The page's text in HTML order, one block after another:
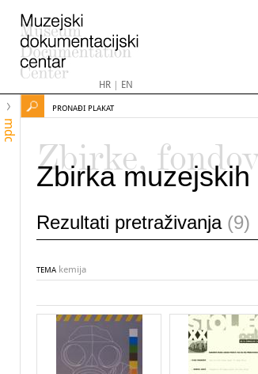
HR| EN
mdc
PRONAĐI PLAKAT
Zbirke,
Zbirka
Rezultati pretraživanja (9)
TEMA kemija